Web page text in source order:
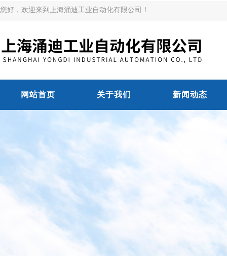
您好，欢迎来到上海涌迪工业自动化有限公司！
网站首页 关于我们 新闻动态